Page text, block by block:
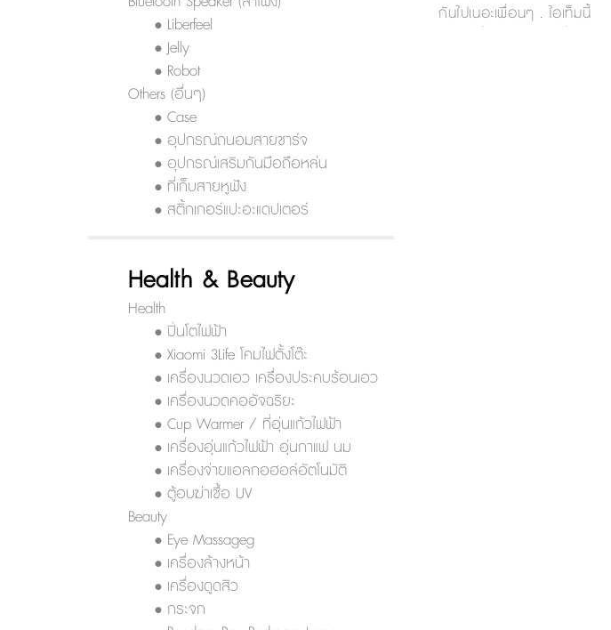
• Liberfeel
• Jelly
• Robot
Others (อื่นๆ)
• Case
• อุปกรณ์ถนอมสายชาร์จ
• อุปกรณ์เสริมกันมือถือหล่น
• ที่เก็บสายหูฟัง
• สติ้กเกอร์แปะอะแดปเตอร์
Health & Beauty
Health
• ปิ่นโตไฟฟ้า
• Xiaomi 3Life โคมไฟตั้งโต๊ะ
• เครื่องนวดเอว เครื่องประคบร้อนเอว
• เครื่องนวดคออัจฉริยะ
• Cup Warmer / ที่อุ่นแก้วไฟฟ้า
• เครื่องอุ่นแก้วไฟฟ้า อุ่นกาแฟ นม
• เครื่องจ่ายแอลกอฮอล์อัตโนมัติ
• ตู้อบฆ่าเชื้อ UV
Beauty
• Eye Massageg
• เครื่องล้างหน้า
• เครื่องดูดสิว
• กระจก
กันไปเนอะเพื่อนๆ . ไอเท็มนี้